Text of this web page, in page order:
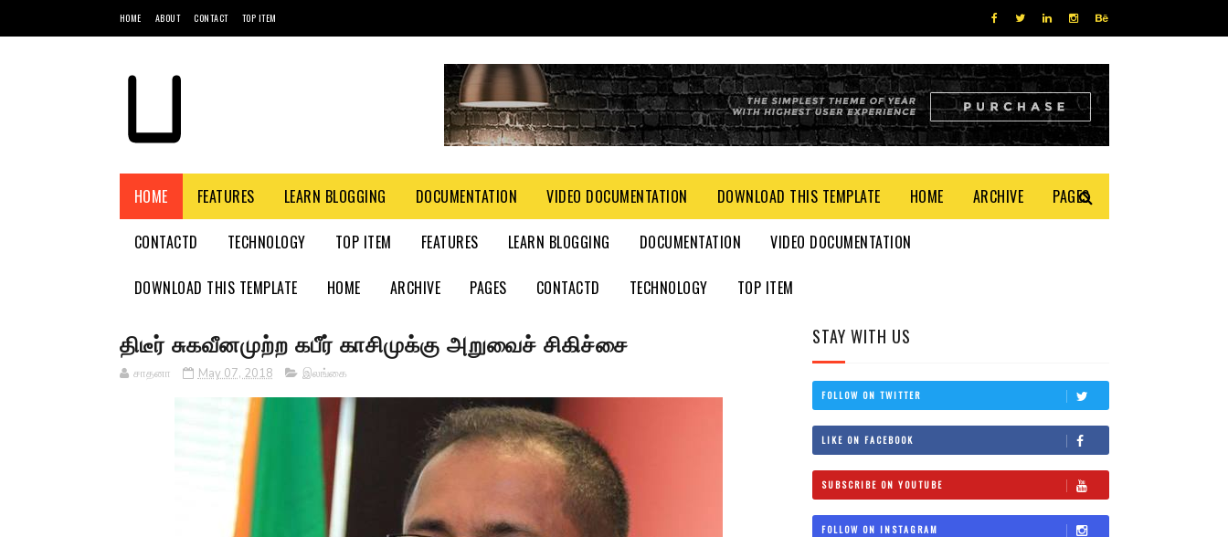
HOME ABOUT CONTACT TOP ITEM
HOME FEATURES LEARN BLOGGING DOCUMENTATION VIDEO DOCUMENTATION DOWNLOAD THIS TEMPLATE HOME ARCHIVE PAGES
CONTACTD TECHNOLOGY TOP ITEM FEATURES LEARN BLOGGING DOCUMENTATION VIDEO DOCUMENTATION
DOWNLOAD THIS TEMPLATE HOME ARCHIVE PAGES CONTACTD TECHNOLOGY TOP ITEM
திடீர் சுகவீனமுற்ற கபீர் காசிமுக்கு அறுவைச் சிகிச்சை
சாதனா May 07, 2018 இலங்கை
STAY WITH US
FOLLOW ON TWITTER
LIKE ON FACEBOOK
SUBSCRIBE ON YOUTUBE
FOLLOW ON INSTAGRAM